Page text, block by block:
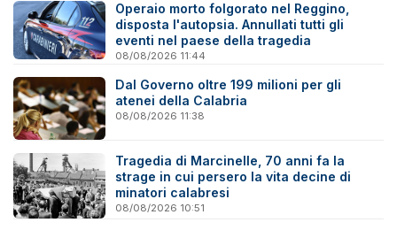
Operaio morto folgorato nel Reggino,
disposta l'autopsia. Annullati tutti gli
eventi nel paese della tragedia
08/08/2026 11:44
Dal Governo oltre 199 milioni per gli
atenei della Calabria
08/08/2026 11:38
Tragedia di Marcinelle, 70 anni fa la
strage in cui persero la vita decine di
minatori calabresi
08/08/2026 10:51